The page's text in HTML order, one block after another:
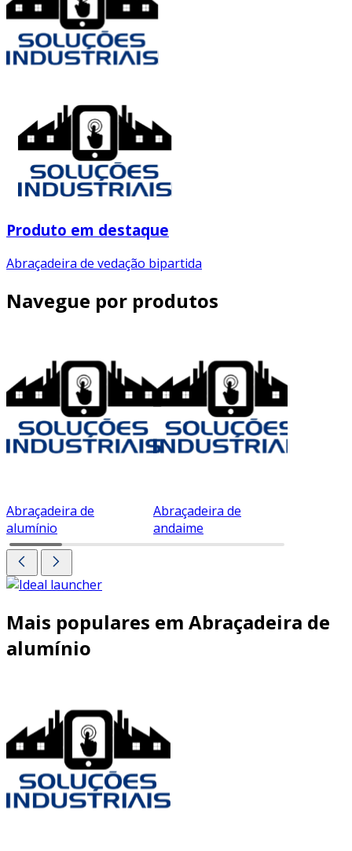
Produto em destaque
Abraçadeira de vedação bipartida
Navegue por produtos
Abraçadeira de
alumínio
Abraçadeira de
andaime
Mais populares em Abraçadeira de
alumínio